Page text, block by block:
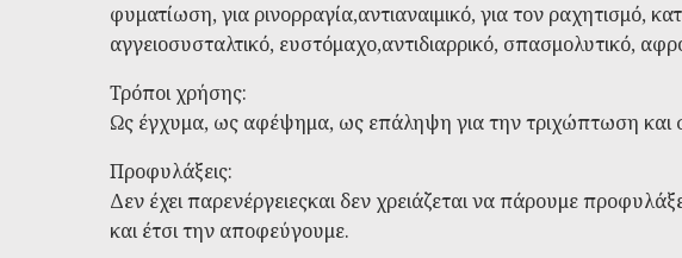
φυματίωση, για ρινορραγία,αντιαναιμικό, για τον
αγγειοσυσταλτικό, ευστόμαχο,αντιδιαρρικό, σπασμολυτικό,
Τρόποι χρήσης:
Ως έγχυμα, ως αφέψημα, ως επάληψη για την τριχώπτωση και
Προφυλάξεις:
Δεν έχει παρενέργειεςκαι δεν χρειάζεται να πάρουμε
και έτσι την αποφεύγουμε.